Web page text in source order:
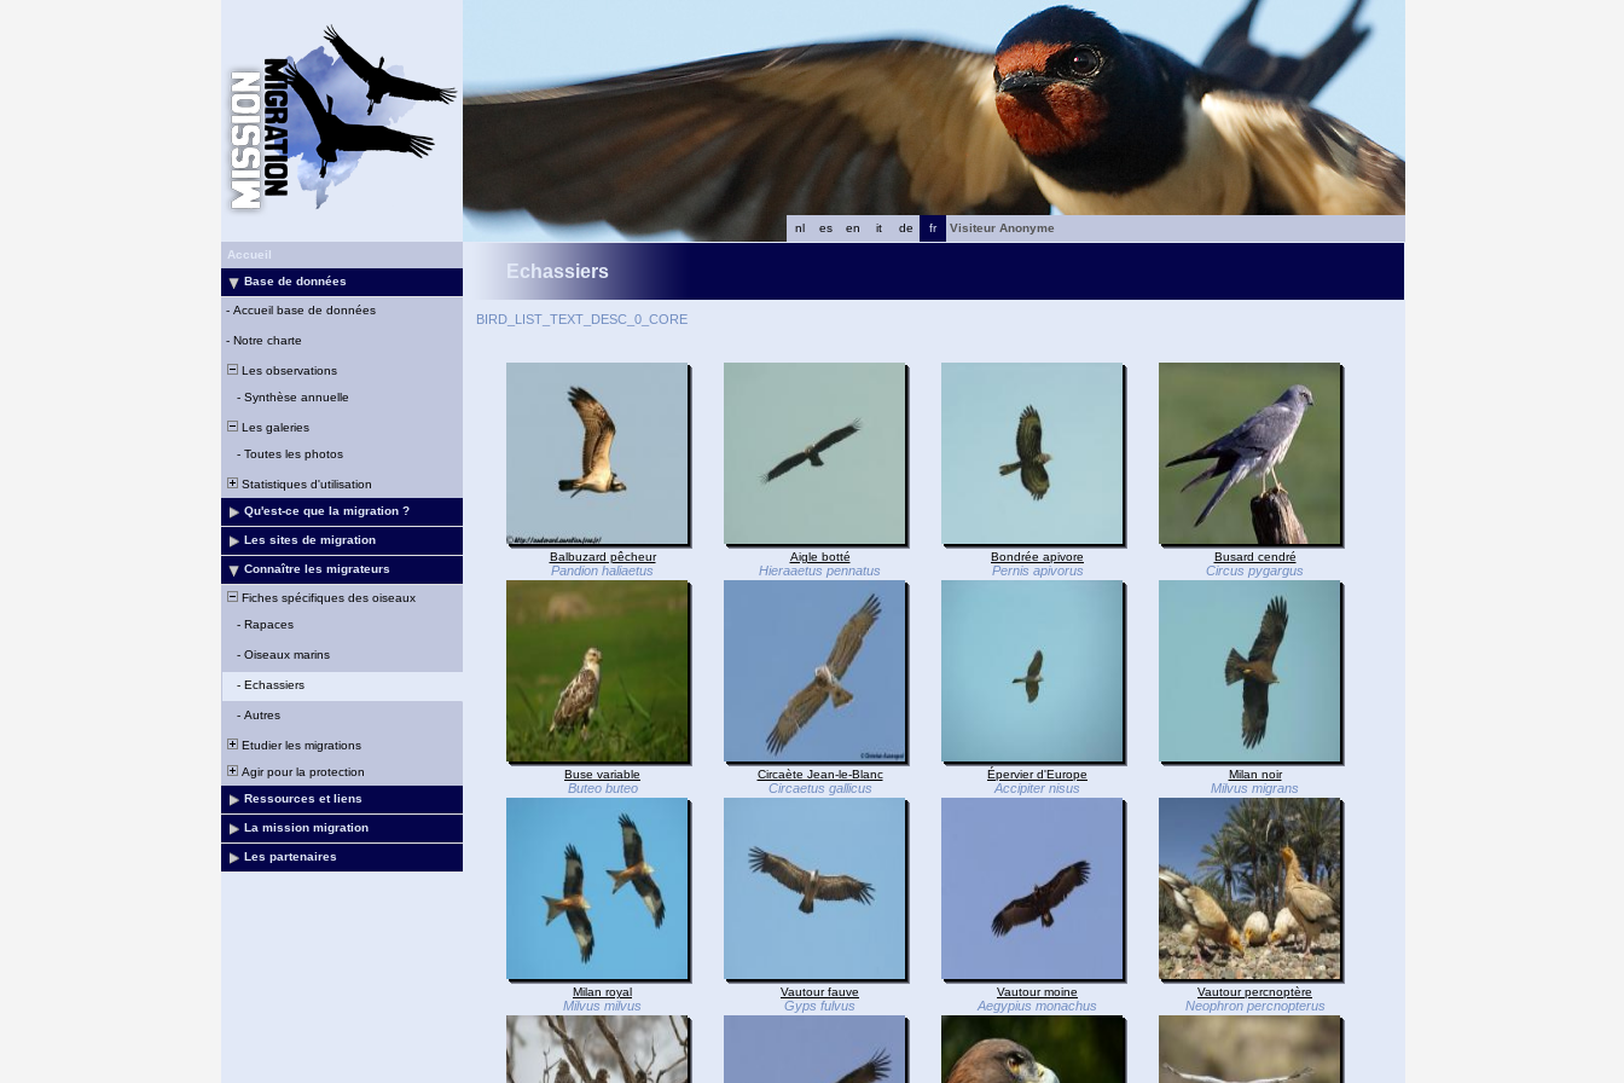
fr
de
it
en
es
nl
Visiteur Anonyme
Accueil
Base de données
- Accueil base de données
- Notre charte
Les observations
- Synthèse annuelle
Les galeries
- Toutes les photos
Statistiques d'utilisation
Qu'est-ce que la migration ?
Les sites de migration
Connaître les migrateurs
Fiches spécifiques des oiseaux
- Rapaces
- Oiseaux marins
- Echassiers
- Autres
Etudier les migrations
Agir pour la protection
Ressources et liens
La mission migration
Les partenaires
Echassiers
BIRD_LIST_TEXT_DESC_0_CORE
Balbuzard pêcheur
Pandion haliaetus
Aigle botté
Hieraaetus pennatus
Bondrée apivore
Pernis apivorus
Busard cendré
Circus pygargus
Buse variable
Buteo buteo
Circaète Jean-le-Blanc
Circaetus gallicus
Épervier d'Europe
Accipiter nisus
Milan noir
Milvus migrans
Milan royal
Milvus milvus
Vautour fauve
Gyps fulvus
Vautour moine
Aegypius monachus
Vautour percnoptère
Neophron percnopterus